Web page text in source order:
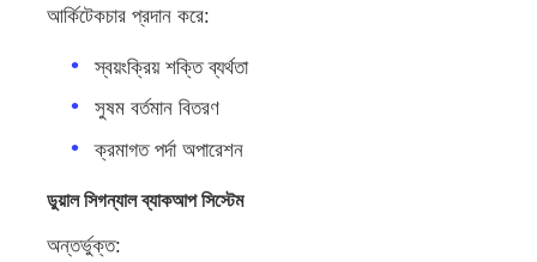
আর্কিটেকচার প্রদান করে:
স্বয়ংক্রিয় শক্তি ব্যর্থতা
সুষম বর্তমান বিতরণ
ক্রমাগত পর্দা অপারেশন
ডুয়াল সিগন্যাল ব্যাকআপ সিস্টেম
অন্তর্ভুক্ত: